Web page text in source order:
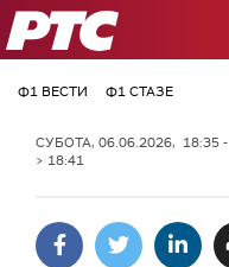
РТС
Ф1 ВЕСТИ Ф1 СТАЗЕ
СУБОТА, 06.06.2026, 18:35 -
> 18:41